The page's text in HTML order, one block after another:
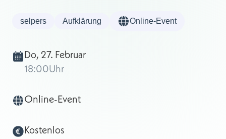
selpers Aufklärung Online-Event
Do, 27. Februar
18:00Uhr
Online-Event
Kostenlos